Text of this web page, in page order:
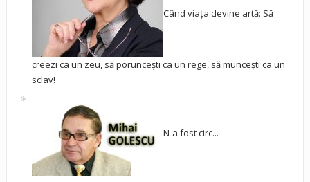
Când viața devine artă: Să
creezi ca un zeu, să poruncești ca un rege, să muncești ca un
sclav!
N-a fost circ...